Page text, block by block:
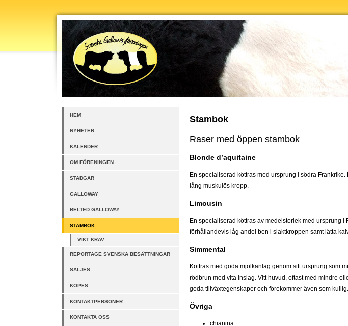
HEM
NYHETER
KALENDER
OM FÖRENINGEN
STADGAR
GALLOWAY
BELTED GALLOWAY
STAMBOK
VIKT KRAV
REPORTAGE SVENSKA BESÄTTNINGAR
SÄLJES
KÖPES
KONTAKTPERSONER
KONTAKTA OSS
Stambok
Raser med öppen stambok
Blonde d’aquitaine
En specialiserad köttras med ursprung i södra
lång muskulös kropp.
Limousin
En specialiserad köttras av medelstorlek med ursprung
förhållandevis låg andel ben i slaktkroppen samt lätta
Simmental
Köttras med goda mjölkanlag genom sitt ursprung som
rödbrun med vita inslag. Vitt huvud, oftast med mindre
goda tillväxtegenskaper och förekommer även som kullig.
Övriga
chianina